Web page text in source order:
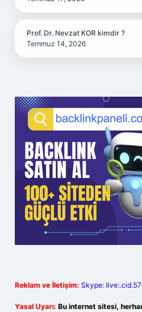
Prof. Dr. Nevzat KOR kimdir ?
Temmuz 14, 2026
Reklam ve İletişim: Skype:
Yasal Uyarı: Bu internet sitesi,